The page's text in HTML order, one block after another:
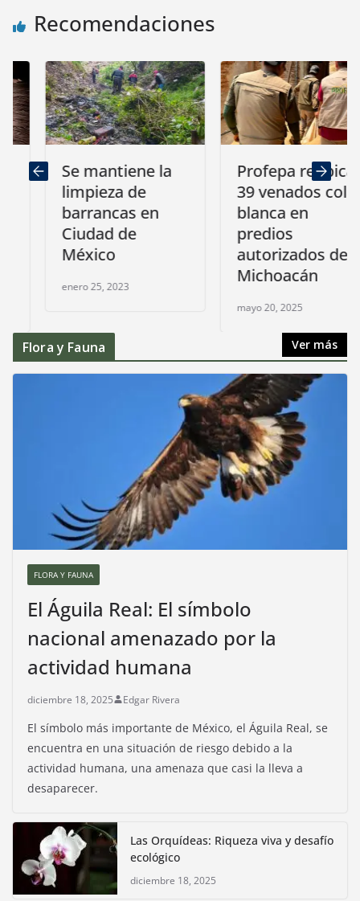
Recomendaciones
Se mantiene la
limpieza de
barrancas en
Ciudad de
México
enero 25, 2023
Profepa reubica
39 venados cola
blanca en
predios
autorizados de
Michoacán
mayo 20, 2025
Flora y Fauna Ver más
FLORA Y FAUNA
El Águila Real: El símbolo
nacional amenazado por la
actividad humana
diciembre 18, 2025 Edgar Rivera
El símbolo más importante de México, el Águila Real, se
encuentra en una situación de riesgo debido a la
actividad humana, una amenaza que casi la lleva a
desaparecer.
Las Orquídeas: Riqueza viva y desafío
ecológico
diciembre 18, 2025